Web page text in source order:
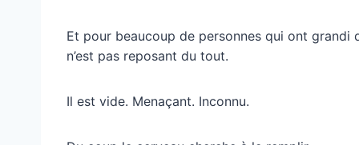
Et pour beaucoup de personnes qui ont grandi
n’est pas reposant du tout.
Il est vide. Menaçant. Inconnu.